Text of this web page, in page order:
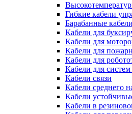
Гибкие кабели
Барабанные кабели
Кабели для
Кабели для
Кабели для
Кабели для
Кабели для
Кабели связи
Кабели среднего
Кабели
Кабели в